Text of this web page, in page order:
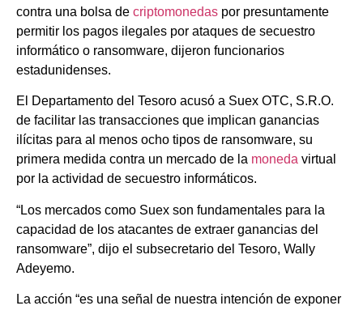
contra una bolsa de criptomonedas por presuntamente
permitir los pagos ilegales por ataques de secuestro
informático o ransomware, dijeron funcionarios
estadunidenses.
El Departamento del Tesoro acusó a Suex OTC, S.R.O.
de facilitar las transacciones que implican ganancias
ilícitas para al menos ocho tipos de ransomware, su
primera medida contra un mercado de la moneda virtual
por la actividad de secuestro informáticos.
“Los mercados como Suex son fundamentales para la
capacidad de los atacantes de extraer ganancias del
ransomware”, dijo el subsecretario del Tesoro, Wally
Adeyemo.
La acción “es una señal de nuestra intención de exponer